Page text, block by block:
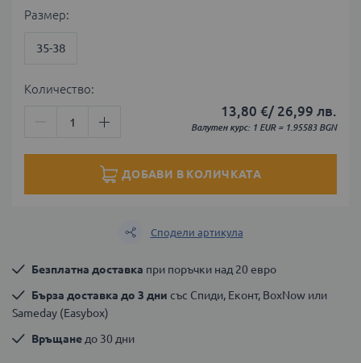
Размер
35-38
13,80 €/ 26,99 лв.
Валутен курс: 1 EUR = 1.95583 BGN
Количество:
ДОБАВИ В КОЛИЧКАТА
Сподели артикула
Безплатна доставка при поръчки над 20 евро
Бърза доставка до 3 дни със Спиди, Еконт, BoxNow или
Sameday (Easybox)
Връщане до 30 дни